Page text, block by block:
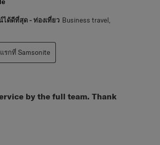
ได้ดีที่สุด - ท่องเที่ยว Business travel,
รกที่ Samsonite
by the full team. Thank